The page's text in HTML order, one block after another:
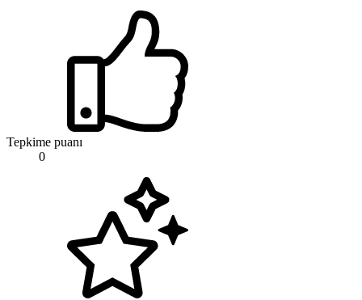
Tepkime puanı
0